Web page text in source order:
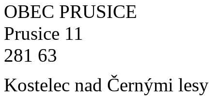
OBEC PRUSICE
Prusice 11
281 63
Kostelec nad Černými lesy